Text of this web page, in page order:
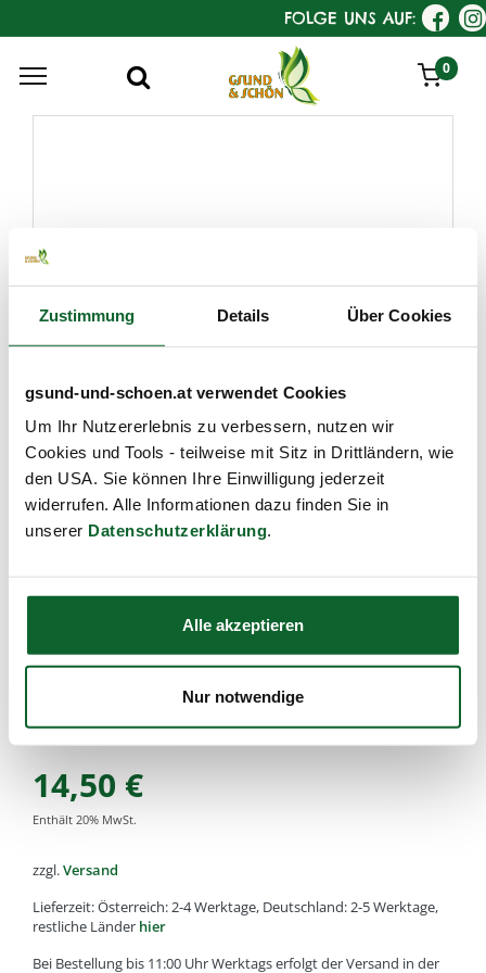
Zustimmung Details Über Cookies
gsund-und-schoen.at verwendet Cookies
Um Ihr Nutzererlebnis zu verbessern, nutzen wir
Cookies und Tools - teilweise mit Sitz in Drittländern, wie
den USA. Sie können Ihre Einwilligung jederzeit
widerrufen. Alle Informationen dazu finden Sie in
unserer Datenschutzerklärung.
Alle akzeptieren
Nur notwendige
FOLGE UNS AUF:
0
KostKamm
Taschenkamm, Holz
Eignung : mittellanges, glattes od. gewelltes Haar
Artikel-Nr.:k17 ,EAN:4033977001707 ,Füllmenge:
mittel, 14cm
bestehen aus natürlichen Rohstoffen. Daher kann es zu
kleinen Unterschieden in der Holz-Farbe, Struktur oder
Maserung kommen.
Diese Abweichungen machen aus jedem Stück ein
14,50 €
Enthält 20% MwSt.
zzgl.Versand
Lieferzeit: Österreich: 2-4 Werktage, Deutschland: 2-5 Werktage,
restliche Länder hier
Bei Bestellung bis 11:00 Uhr Werktags erfolgt der Versand in der